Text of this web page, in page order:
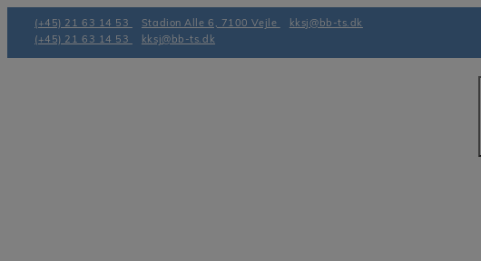
(+45) 21 63 14 53 Stadion Alle 6, 7100 Vejle
kksj@bb-ts.dk
(+45) 21 63 14 53
kksj@bb-ts.dk